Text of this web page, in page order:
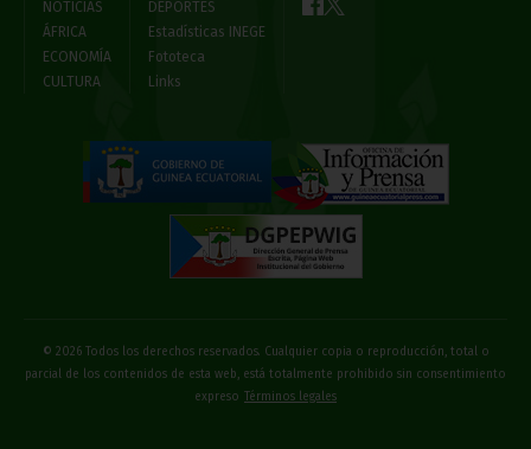
NOTICIAS
ÁFRICA
ECONOMÍA
CULTURA
DEPORTES
Estadísticas INEGE
Fototeca
Links
© 2026 Todos los derechos reservados. Cualquier copia o reproducción, total o
parcial de los contenidos de esta web, está totalmente prohibido sin consentimiento
expreso Términos legales